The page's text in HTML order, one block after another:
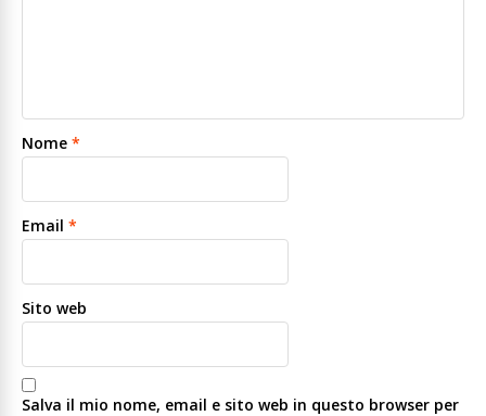
Nome *
Email *
Sito web
Salva il mio nome, email e sito web in questo browser per